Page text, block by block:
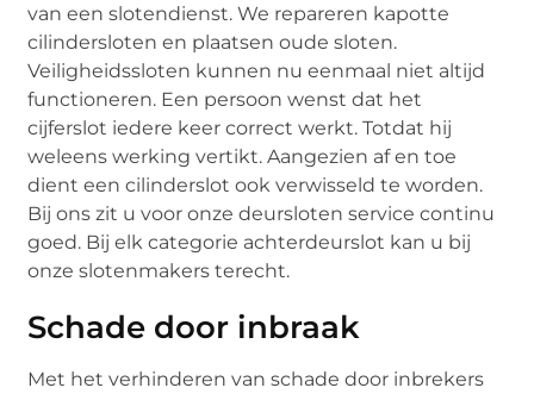
van een slotendienst. We repareren kapotte
cilindersloten en plaatsen oude sloten.
Veiligheidssloten kunnen nu eenmaal niet altijd
functioneren. Een persoon wenst dat het
cijferslot iedere keer correct werkt. Totdat hij
weleens werking vertikt. Aangezien af en toe
dient een cilinderslot ook verwisseld te worden.
Bij ons zit u voor onze deursloten service continu
goed. Bij elk categorie achterdeurslot kan u bij
onze slotenmakers terecht.
Schade door inbraak
Met het verhinderen van schade door inbrekers